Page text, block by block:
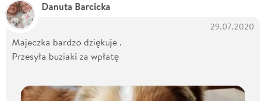
Danuta Barcicka
29.07.2020
Majeczka bardzo dziękuje .
Przesyła buziaki za wpłatę